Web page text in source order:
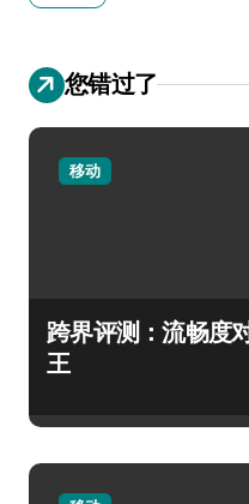
您错过了
移动
跨界评测：流畅度
王